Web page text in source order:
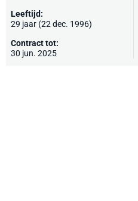
Leeftijd:
29 jaar (22 dec. 1996)
Contract tot:
30 jun. 2025